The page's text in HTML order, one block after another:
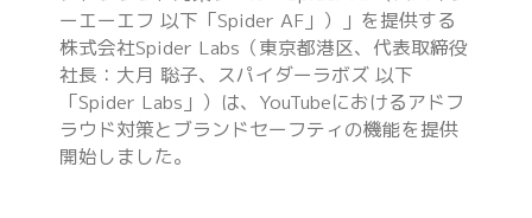
ーエーエフ 以下「Spider AF」）」を提供する
株式会社Spider Labs（東京都港区、代表取締役
社長：大月 聡子、スパイダーラボズ 以下
「Spider Labs」）は、YouTubeにおけるアドフ
ラウド対策とブランドセーフティの機能を提供
開始しました。